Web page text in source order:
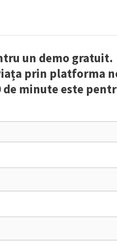
un demo gratuit.
prin platforma
de minute este